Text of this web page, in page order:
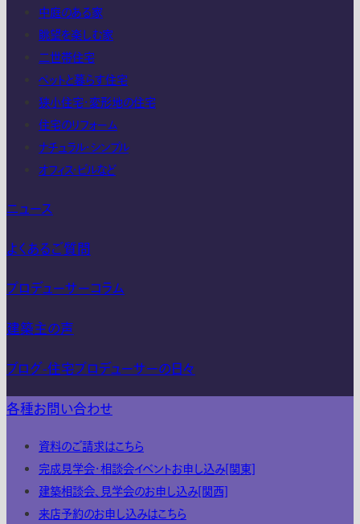
中庭のある家
眺望を楽しむ家
二世帯住宅
ペットと暮らす住宅
狭小住宅・変形地の住宅
住宅のリフォーム
ナチュラル・シンプル
オフィス・ビルなど
ニュース
よくあるご質問
プロデューサーコラム
建築主の声
ブログ-住宅プロデューサーの日々
各種お問い合わせ
資料のご請求はこちら
完成見学会・相談会イベントお申し込み[関東]
建築相談会、見学会のお申し込み[関西]
来店予約のお申し込みはこちら